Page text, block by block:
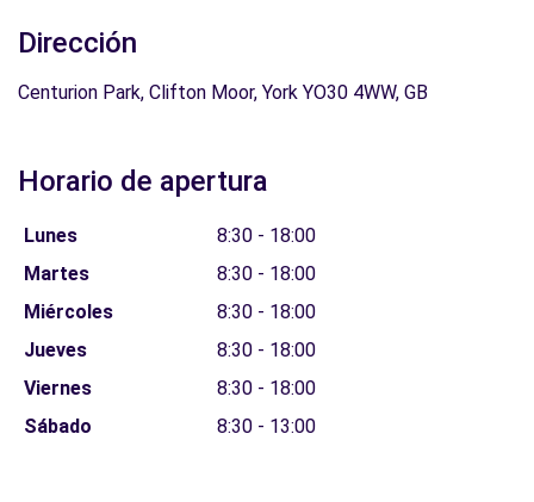
Dirección
Centurion Park, Clifton Moor, York YO30 4WW, GB
Horario de apertura
Lunes
8:30 - 18:00
Martes
8:30 - 18:00
Miércoles
8:30 - 18:00
Jueves
8:30 - 18:00
Viernes
8:30 - 18:00
Sábado
8:30 - 13:00